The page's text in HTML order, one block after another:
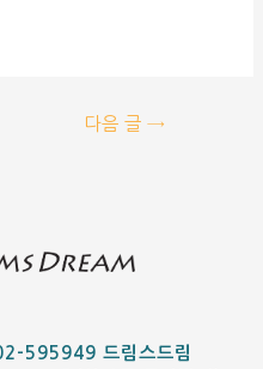
다음 글→
595949 드림스드림